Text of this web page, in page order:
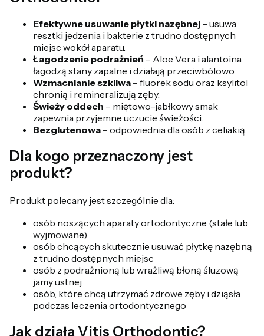
Efektywne usuwanie płytki nazębnej – usuwa
resztki jedzenia i bakterie z trudno dostępnych
miejsc wokół aparatu.
Łagodzenie podrażnień – Aloe Vera i alantoina
łagodzą stany zapalne i działają przeciwbólowo.
Wzmacnianie szkliwa – fluorek sodu oraz ksylitol
chronią i remineralizują zęby.
Świeży oddech – miętowo-jabłkowy smak
zapewnia przyjemne uczucie świeżości.
Bezglutenowa – odpowiednia dla osób z celiakią.
Dla kogo przeznaczony jest
produkt?
Produkt polecany jest szczególnie dla:
osób noszących aparaty ortodontyczne (stałe lub
wyjmowane)
osób chcących skutecznie usuwać płytkę nazębną
z trudno dostępnych miejsc
osób z podrażnioną lub wrażliwą błoną śluzową
jamy ustnej
osób, które chcą utrzymać zdrowe zęby i dziąsła
podczas leczenia ortodontycznego
Jak działa Vitis Orthodontic?